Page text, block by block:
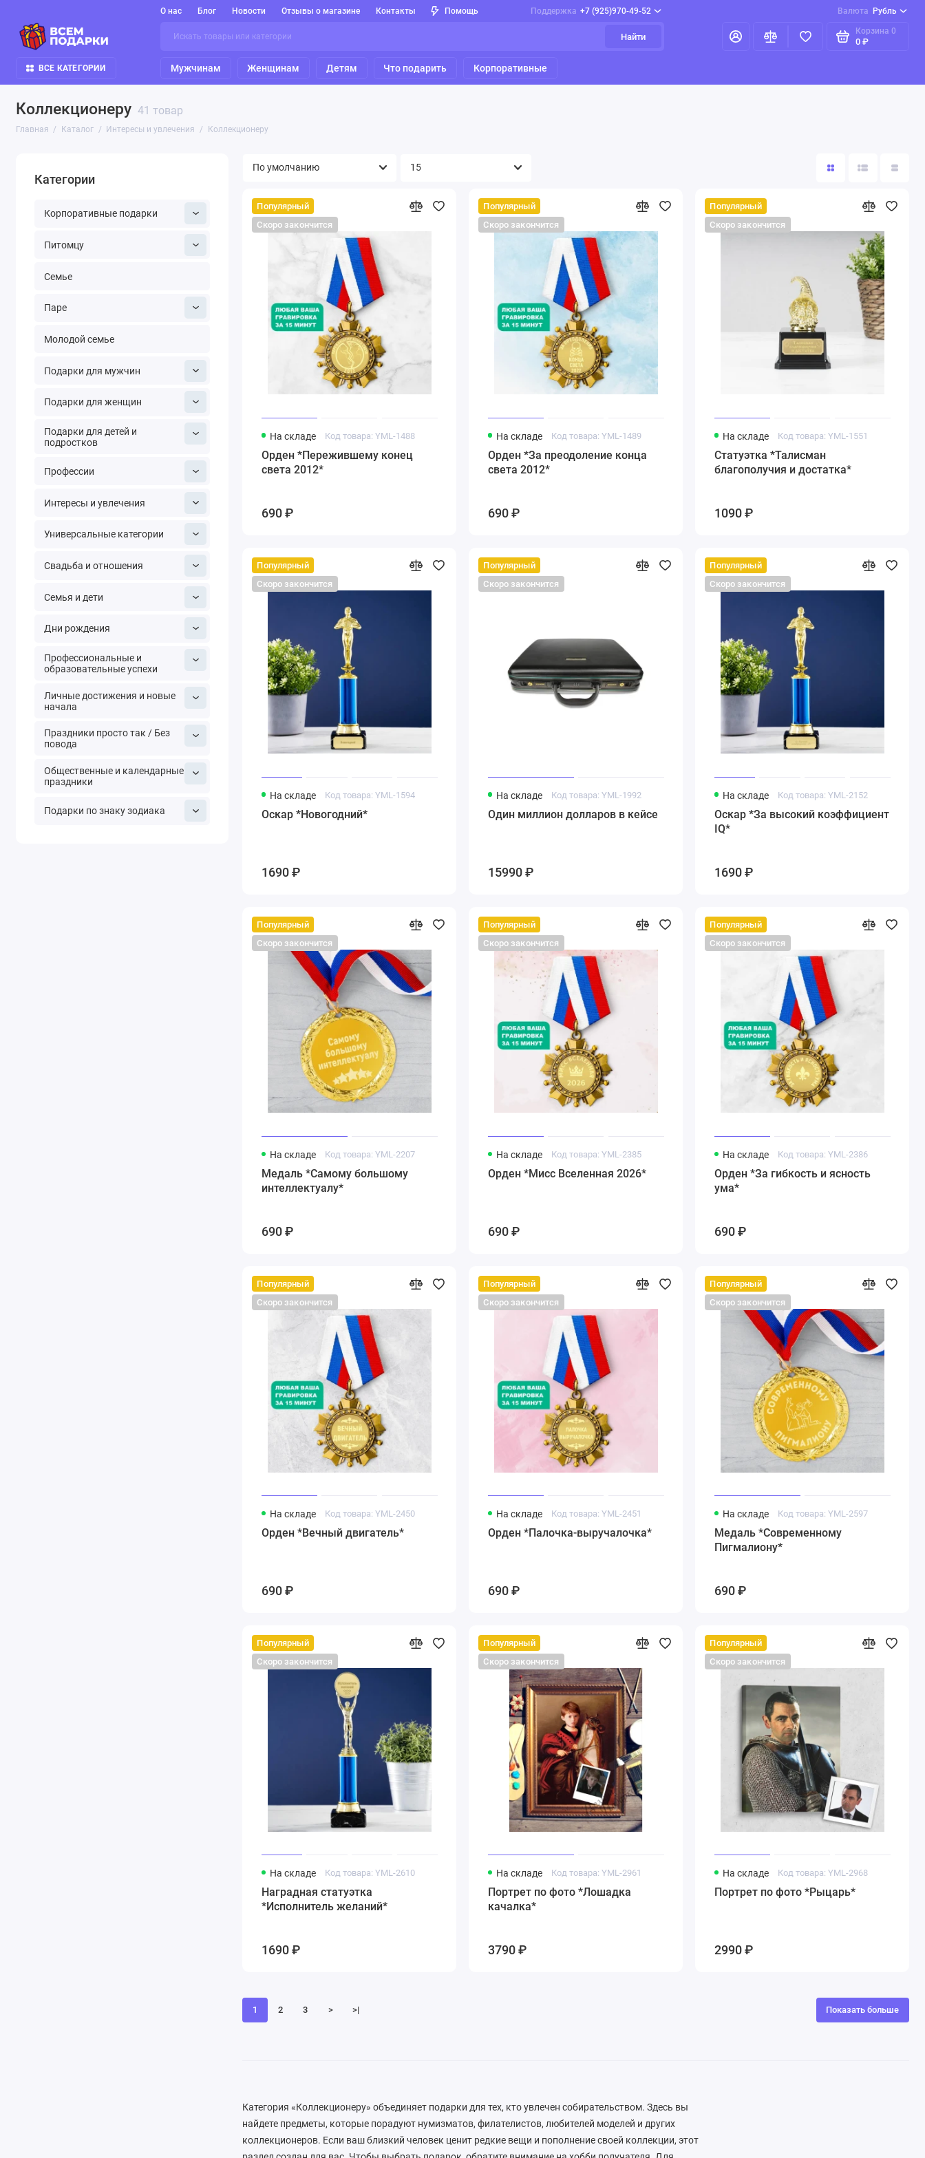
О нас Блог Новости Отзывы о магазине Контакты Помощь Поддержка +7 (925)970-49-52 Валюта Рубль
Найти
Корзина 0
0 ₽
ВСЕ КАТЕГОРИИ Мужчинам Женщинам Детям Что подарить Корпоративные
Коллекционеру 41 товар
Главная Каталог Интересы и увлечения Коллекционеру
Категории
Корпоративные подарки
Питомцу
Семье
Паре
Молодой семье
Подарки для мужчин
Подарки для женщин
Подарки для детей и
подростков
Профессии
Интересы и увлечения
Универсальные категории
Свадьба и отношения
Семья и дети
Дни рождения
Профессиональные и
образовательные успехи
Личные достижения и новые
начала
Праздники просто так / Без
повода
Общественные и календарные
праздники
Подарки по знаку зодиака
Популярный
Скоро закончится
На складе Код товара: YML-1488
Орден *Пережившему конец
света 2012*
690 ₽
Популярный
Скоро закончится
На складе Код товара: YML-1489
Орден *За преодоление конца
света 2012*
690 ₽
Популярный
Скоро закончится
На складе Код товара: YML-1551
Статуэтка *Талисман
благополучия и достатка*
1090 ₽
Популярный
Скоро закончится
На складе Код товара: YML-1594
Оскар *Новогодний*
1690 ₽
Популярный
Скоро закончится
На складе Код товара: YML-1992
Один миллион долларов в кейсе
15990 ₽
Популярный
Скоро закончится
На складе Код товара: YML-2152
Оскар *За высокий коэффициент
IQ*
1690 ₽
Популярный
Скоро закончится
На складе Код товара: YML-2207
Медаль *Самому большому
интеллектуалу*
690 ₽
Популярный
Скоро закончится
На складе Код товара: YML-2385
Орден *Мисс Вселенная 2026*
690 ₽
Популярный
Скоро закончится
На складе Код товара: YML-2386
Орден *За гибкость и ясность
ума*
690 ₽
Популярный
Скоро закончится
На складе Код товара: YML-2450
Орден *Вечный двигатель*
690 ₽
Популярный
Скоро закончится
На складе Код товара: YML-2451
Орден *Палочка-выручалочка*
690 ₽
Популярный
Скоро закончится
На складе Код товара: YML-2597
Медаль *Современному
Пигмалиону*
690 ₽
Популярный
Скоро закончится
На складе Код товара: YML-2610
Наградная статуэтка
*Исполнитель желаний*
1690 ₽
Популярный
Скоро закончится
На складе Код товара: YML-2961
Портрет по фото *Лошадка
качалка*
3790 ₽
Популярный
Скоро закончится
На складе Код товара: YML-2968
Портрет по фото *Рыцарь*
2990 ₽
1 2 3 > >| Показать больше
Категория «Коллекционеру» объединяет подарки для тех, кто увлечен собирательством. Здесь вы
найдете предметы, которые порадуют нумизматов, филателистов, любителей моделей и других
коллекционеров. Если ваш близкий человек ценит редкие вещи и пополнение своей коллекции, этот